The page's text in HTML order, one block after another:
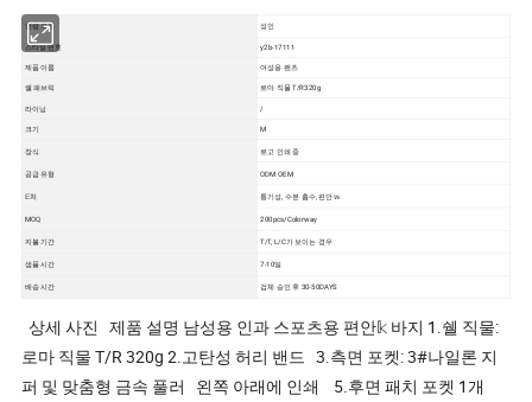
연령 그룹 성인
스타일 번호 y2b-17111
제품 이름 여성용 팬츠
쉘 패브릭 로마 직물 T/R320g
라이닝 /
크기 M
장식 로고 인쇄 중
공급 유형 ODM OEM
𝔼처 통기성, 수분 흡수, 편안𝕨
MOQ 200pcs/Colorway
지불 기간 T/T, L/C가 보이는 경우
샘플 시간 7-10일
배송 시간 검체 승인 후 30-50DAYS
상세 사진 제품 설명 남성용 인과 스포츠용 편안𝕜 바지 1.쉘 직물:
로마 직물 T/R 320g 2.고탄성 허리 밴드 3.측면 포켓: 3#나일론 지
퍼 및 맞춤형 금속 풀러 왼쪽 아래에 인쇄 5.후면 패치 포켓 1개